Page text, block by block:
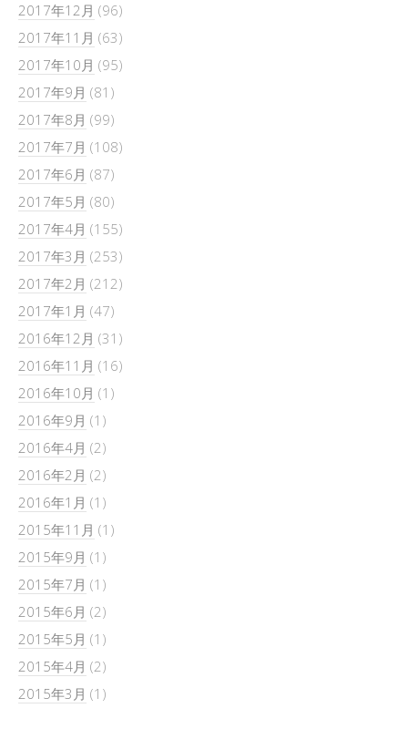
2017年12月 (96)
2017年11月 (63)
2017年10月 (95)
2017年9月 (81)
2017年8月 (99)
2017年7月 (108)
2017年6月 (87)
2017年5月 (80)
2017年4月 (155)
2017年3月 (253)
2017年2月 (212)
2017年1月 (47)
2016年12月 (31)
2016年11月 (16)
2016年10月 (1)
2016年9月 (1)
2016年4月 (2)
2016年2月 (2)
2016年1月 (1)
2015年11月 (1)
2015年9月 (1)
2015年7月 (1)
2015年6月 (2)
2015年5月 (1)
2015年4月 (2)
2015年3月 (1)